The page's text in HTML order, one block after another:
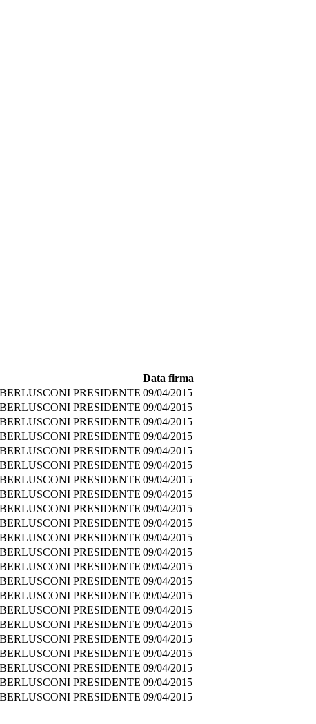
Data firma
PRESIDENTE 09/04/2015
PRESIDENTE 09/04/2015
PRESIDENTE 09/04/2015
PRESIDENTE 09/04/2015
PRESIDENTE 09/04/2015
PRESIDENTE 09/04/2015
PRESIDENTE 09/04/2015
PRESIDENTE 09/04/2015
PRESIDENTE 09/04/2015
PRESIDENTE 09/04/2015
PRESIDENTE 09/04/2015
PRESIDENTE 09/04/2015
PRESIDENTE 09/04/2015
PRESIDENTE 09/04/2015
PRESIDENTE 09/04/2015
PRESIDENTE 09/04/2015
PRESIDENTE 09/04/2015
PRESIDENTE 09/04/2015
PRESIDENTE 09/04/2015
PRESIDENTE 09/04/2015
PRESIDENTE 09/04/2015
PRESIDENTE 09/04/2015